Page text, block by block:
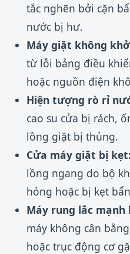
tắc nghẽn bởi cặn
nước bị hư.
Máy giặt không
từ lỗi bảng điều
hoặc nguồn điện
Hiện tượng rò rỉ
cao su cửa bị rách,
lồng giặt bị thủng.
Cửa máy giặt bị kẹt:
lồng ngang do bộ
hỏng hoặc bị kẹt
Máy rung lắc mạnh
máy không cân
hoặc trục động cơ